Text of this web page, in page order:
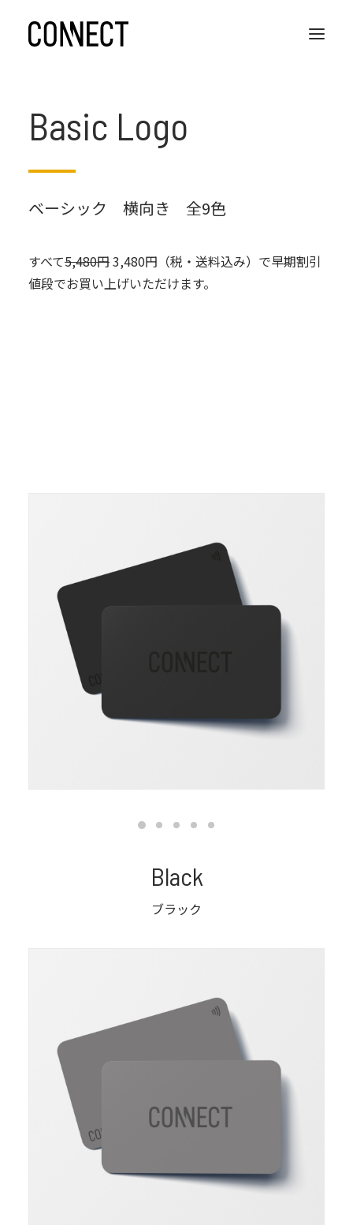
ストーリー
商品
使い方ガイド
ビジネス利用
Basic Logo
ベーシック 横向き 全9色
すべて5,480円3,480円（税・送料込み）で早期割引
値段でお買い上げいただけます。
Black
ブラック